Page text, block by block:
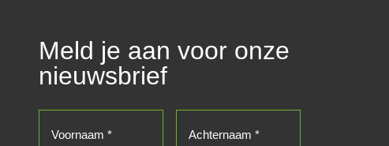
Meld je aan voor onze
nieuwsbrief